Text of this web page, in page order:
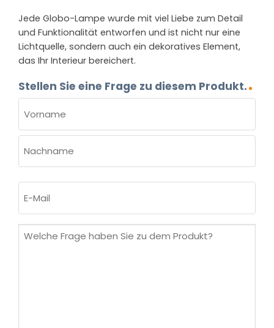
Jede Globo-Lampe wurde mit viel Liebe zum Detail
und Funktionalität entworfen und ist nicht nur eine
Lichtquelle, sondern auch ein dekoratives Element,
das Ihr Interieur bereichert.
Stellen Sie eine Frage zu diesem Produkt.
(ERFORDERLICH)
Vorname
Mail
Welche